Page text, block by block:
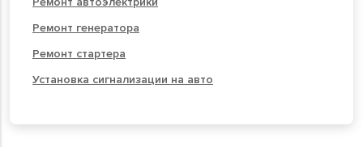
Ремонт генератора
Ремонт стартера
Установка сигнализации на авто